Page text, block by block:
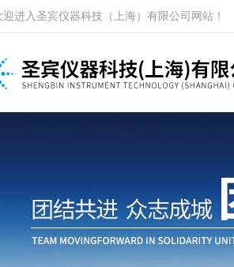
进入圣宾仪器科技（上海）有限公司网站！